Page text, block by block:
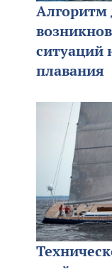
Алгоритм
ситуаций
плавания